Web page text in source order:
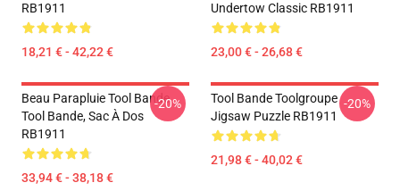
RB1911
18,21 € - 42,22 €
Undertow Classic RB1911
23,00 € - 26,68 €
Beau Parapluie Tool Bande
Tool Bande, Sac À Dos
RB1911
33,94 € - 38,18 €
-20%
Tool Bande Toolgroupe
Jigsaw Puzzle RB1911
21,98 € - 40,02 €
-20%